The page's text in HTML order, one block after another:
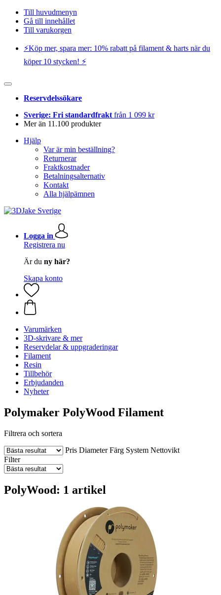
Till huvudmenyn
Gå till innehållet
Till varukorgen
⚡️Köp mer, spara mer: 10% rabatt på filament & harts när du
köper 10 stycken! ⚡️
Reservdelssökare
Sverige: Fri standardfrakt från 1 099 kr
Mer än 11.100 produkter
Hjälp
Var är min beställning?
Returnerar
Fraktkostnader
Betalningsalternativ
Kontakt
Alla hjälpämnen
Logga in
Registrera nu
Är du ny här?
Skapa konto
Varumärken
3D-skrivare & mer
Reservdelar & uppgraderingar
Filament
Resin
Tillbehör
Erbjudanden
Nyheter
Polymaker PolyWood Filament
Filtrera och sortera
Pris Diameter Färg System Nettovikt
Filter
PolyWood: 1 artikel